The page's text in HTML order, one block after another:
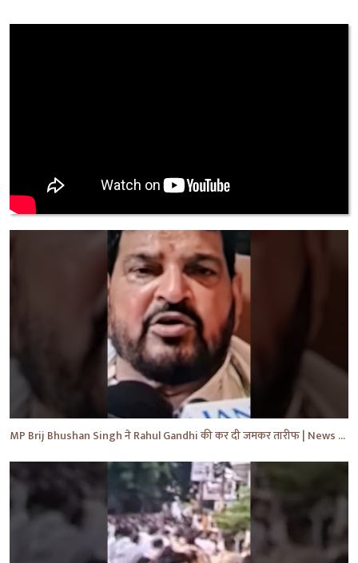
MP Brij Bhushan Singh ने Rahul Gandhi की कर दी जमकर तारीफ | News | Breaking | #shorts #yt #news